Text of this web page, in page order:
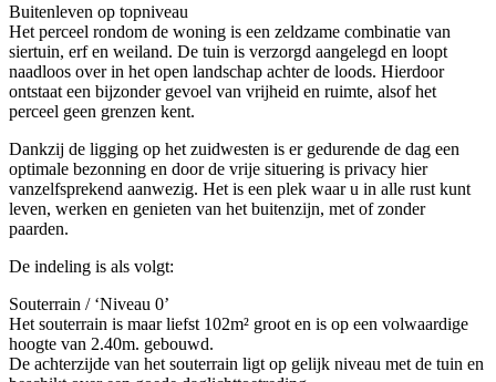
Buitenleven op topniveau
Het perceel rondom de woning is een zeldzame combinatie van
siertuin, erf en weiland. De tuin is verzorgd aangelegd en loopt
naadloos over in het open landschap achter de loods. Hierdoor
ontstaat een bijzonder gevoel van vrijheid en ruimte, alsof het
perceel geen grenzen kent.
Dankzij de ligging op het zuidwesten is er gedurende de dag een
optimale bezonning en door de vrije situering is privacy hier
vanzelfsprekend aanwezig. Het is een plek waar u in alle rust kunt
leven, werken en genieten van het buitenzijn, met of zonder
paarden.
De indeling is als volgt:
Souterrain / ‘Niveau 0’
Het souterrain is maar liefst 102m² groot en is op een volwaardige
hoogte van 2.40m. gebouwd.
De achterzijde van het souterrain ligt op gelijk niveau met de tuin en